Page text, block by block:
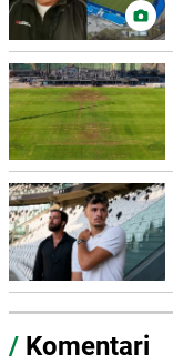
/ Komentari